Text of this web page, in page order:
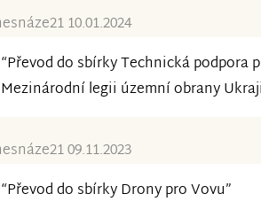
10.01.2024
“Převod do sbírky Technická podpora
Mezinárodní legii územní obrany
09.11.2023
“Převod do sbírky Drony pro Vovu”